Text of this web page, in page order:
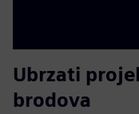
Ubrzati
brodova